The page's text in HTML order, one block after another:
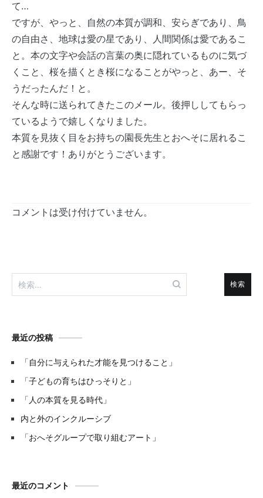
て…
ですが、やっと、自然の本質が調和、安らぎであり、鳥
の自由さ、地球は愛の星であり、人間関係は愛であるこ
と。本の文字や会話の言葉の奥に隠れているものに気づ
くこと、桜を描くとき桜になることがやっと、あー、そ
うだったんだ！と。
そんな時に送られてきたこのメール。後押ししてもらっ
ているようで嬉しくなりました。
本質を見抜く目をお持ちの園長先生とおへそに居れるこ
と感謝です！ありがとうございます。
コメントは受け付けていません。
検
索:
最近の投稿
「自分に与えられた才能を見つけること」
「子どもの育ちはひっそりと」
「人の本質を見る時代」
内と外のインクルーシブ
「おへそグループで取り組むアート」
最近のコメント